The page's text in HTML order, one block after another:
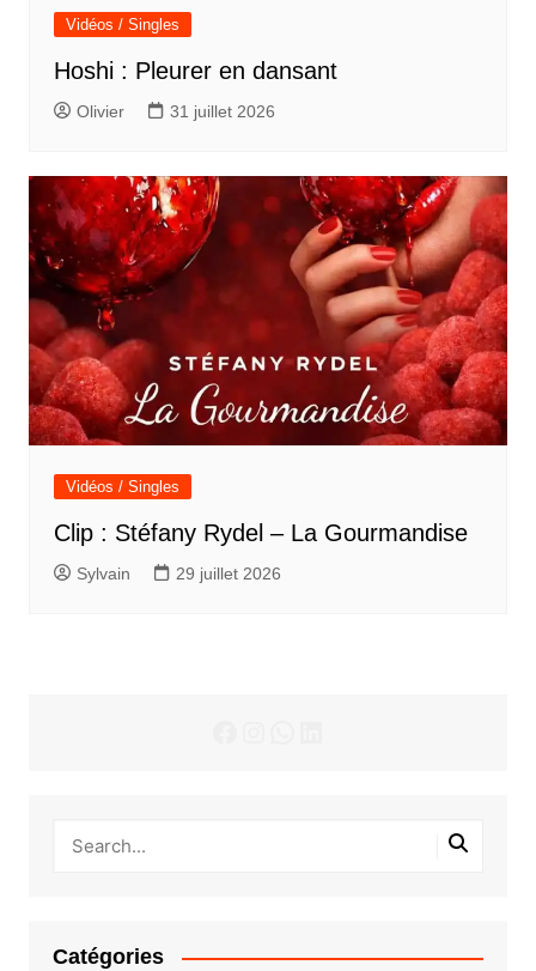
Vidéos / Singles
Hoshi : Pleurer en dansant
Olivier 31 juillet 2026
Vidéos / Singles
Clip : Stéfany Rydel – La Gourmandise
Sylvain 29 juillet 2026
Catégories